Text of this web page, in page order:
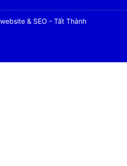
& SEO - Tất Thành